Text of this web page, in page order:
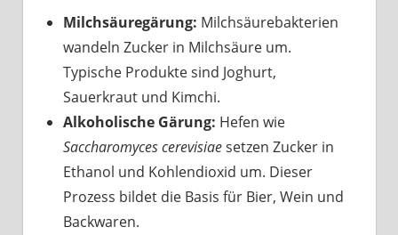
Milchsäuregärung: Milchsäurebakterien
wandeln Zucker in Milchsäure um.
Typische Produkte sind Joghurt,
Sauerkraut und Kimchi.
Alkoholische Gärung: Hefen wie
Saccharomyces cerevisiaesetzen Zucker in
Ethanol und Kohlendioxid um. Dieser
Prozess bildet die Basis für Bier, Wein und
Backwaren.